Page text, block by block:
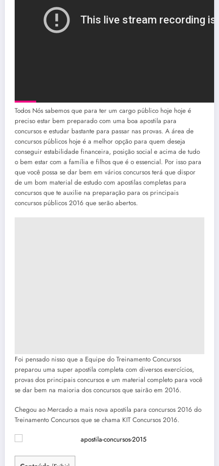
Todos Nós sabemos que para ter um cargo público hoje hoje é
preciso estar bem preparado com uma boa apostila para
concursos e estudar bastante para passar nas provas. A área de
concursos públicos hoje é a melhor opção para quem deseja
conseguir estabilidade financeira, posição social e acima de tudo
o bem estar com a família e filhos que é o essencial. Por isso para
que você possa se dar bem em vários concursos terá que dispor
de um bom material de estudo com apostilas completas para
concursos que te auxilie na preparação para os principais
concursos públicos 2016 que serão abertos.
Foi pensado nisso que a Equipe do Treinamento Concursos
preparou uma super apostila completa com diversos exercícios,
provas dos principais concursos e um material completo para você
se dar bem na maioria dos concursos que sairão em 2016.
Chegou ao Mercado a mais nova apostila para concursos 2016 do
Treinamento Concursos que se chama KIT Concursos 2016.